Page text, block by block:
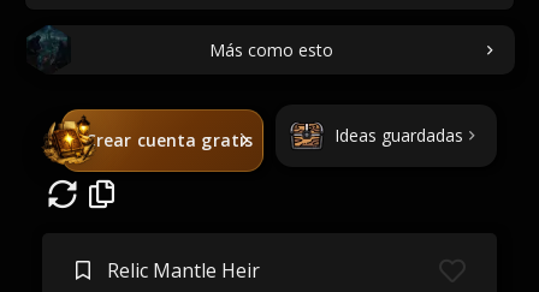
Más como esto
Crear cuenta gratis Ideas guardadas
Relic Mantle Heir